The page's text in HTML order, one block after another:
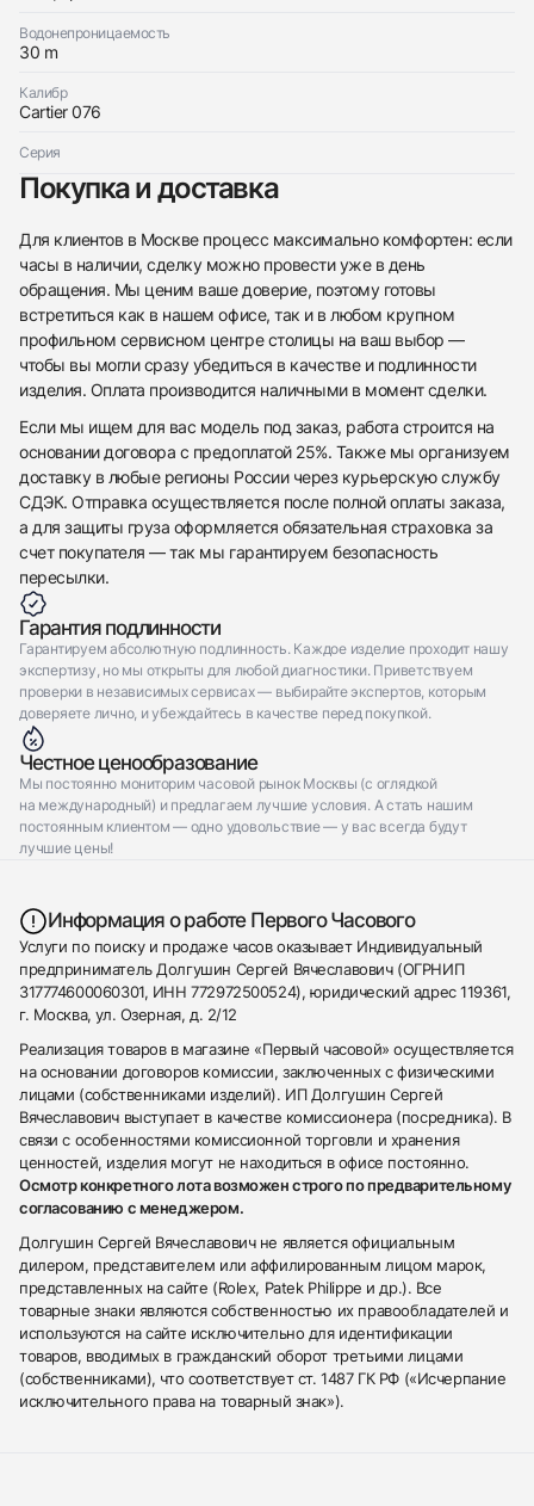
Водонепроницаемость
30 m
Калибр
Cartier 076
Серия
Покупка и доставка
Для клиентов в Москве процесс максимально комфортен: если
часы в наличии, сделку можно провести уже в день
обращения. Мы ценим ваше доверие, поэтому готовы
встретиться как в нашем офисе, так и в любом крупном
профильном сервисном центре столицы на ваш выбор —
чтобы вы могли сразу убедиться в качестве и подлинности
изделия. Оплата производится наличными в момент сделки.
Если мы ищем для вас модель под заказ, работа строится на
основании договора с предоплатой 25%. Также мы организуем
доставку в любые регионы России через курьерскую службу
СДЭК. Отправка осуществляется после полной оплаты заказа,
а для защиты груза оформляется обязательная страховка за
счет покупателя — так мы гарантируем безопасность
пересылки.
Гарантия подлинности
Гарантируем абсолютную подлинность. Каждое изделие проходит нашу
экспертизу, но мы открыты для любой диагностики. Приветствуем
проверки в независимых сервисах — выбирайте экспертов, которым
доверяете лично, и убеждайтесь в качестве перед покупкой.
Честное ценообразование
Мы постоянно мониторим часовой рынок Москвы (с оглядкой
на международный) и предлагаем лучшие условия. А стать нашим
постоянным клиентом — одно удовольствие — у вас всегда будут
лучшие цены!
Информация о работе Первого Часового
Услуги по поиску и продаже часов оказывает Индивидуальный
предприниматель Долгушин Сергей Вячеславович (ОГРНИП
317774600060301, ИНН 772972500524), юридический адрес 119361,
г. Москва, ул. Озерная, д. 2/12
Реализация товаров в магазине «Первый часовой» осуществляется
на основании договоров комиссии, заключенных с физическими
лицами (собственниками изделий). ИП Долгушин Сергей
Вячеславович выступает в качестве комиссионера (посредника). В
связи с особенностями комиссионной торговли и хранения
ценностей, изделия могут не находиться в офисе постоянно.
Осмотр конкретного лота возможен строго по предварительному
согласованию с менеджером.
Долгушин Сергей Вячеславович не является официальным
дилером, представителем или аффилированным лицом марок,
представленных на сайте (Rolex, Patek Philippe и др.). Все
товарные знаки являются собственностью их правообладателей и
используются на сайте исключительно для идентификации
товаров, вводимых в гражданский оборот третьими лицами
(собственниками), что соответствует ст. 1487 ГК РФ («Исчерпание
исключительного права на товарный знак»).